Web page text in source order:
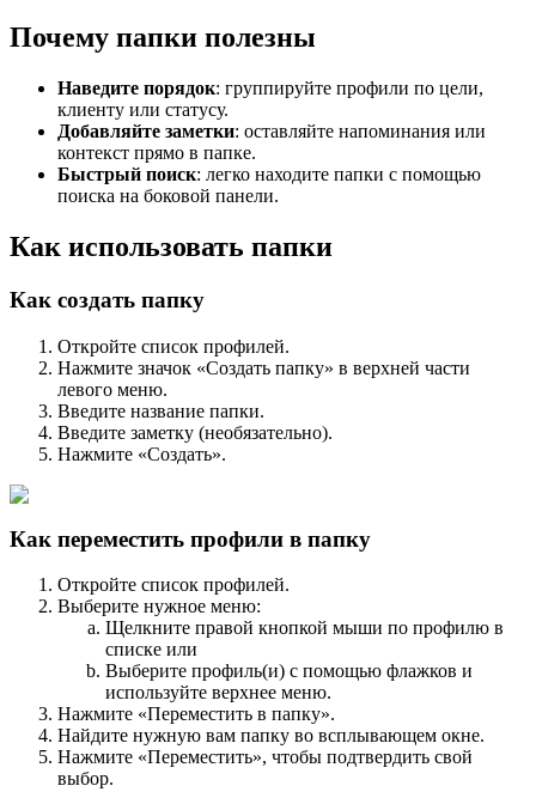
Почему папки полезны
Наведите порядок: группируйте профили по цели,
клиенту или статусу.
Добавляйте заметки: оставляйте напоминания или
контекст прямо в папке.
Быстрый поиск: легко находите папки с помощью
поиска на боковой панели.
Как использовать папки
Как создать папку
Откройте список профилей.
Нажмите значок «Создать папку» в верхней части
левого меню.
Введите название папки.
Введите заметку (необязательно).
Нажмите «Создать».
Как переместить профили в папку
Откройте список профилей.
Выберите нужное меню:
Щелкните правой кнопкой мыши по профилю в
списке или
Выберите профиль(и) с помощью флажков и
используйте верхнее меню.
Нажмите «Переместить в папку».
Найдите нужную вам папку во всплывающем окне.
Нажмите «Переместить», чтобы подтвердить свой
выбор.